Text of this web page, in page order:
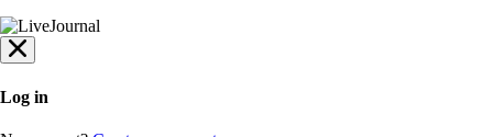
Log in